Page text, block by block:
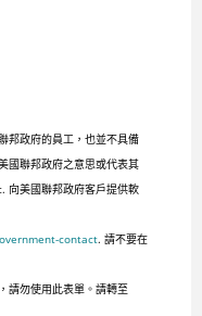
邦政府的員工，也並不具備
國聯邦政府之意思或代表其
向美國聯邦政府客戶提供軟
contact. 請不要在
請勿使用此表單。請轉至